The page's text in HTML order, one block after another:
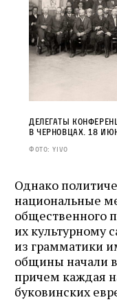
Делегаты
в Черновцах. 18
Фото: YIVO
Однако
национальные
общественного
их культурному
из грамматики
общины начали
причем каждая
буковинских
Журнал
Подпишитесь на
самые интересные